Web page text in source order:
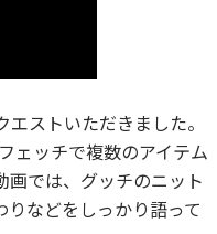
ストいただきました。
ェッチで複数のアイテム
では、グッチのニット
などをしっかり語って